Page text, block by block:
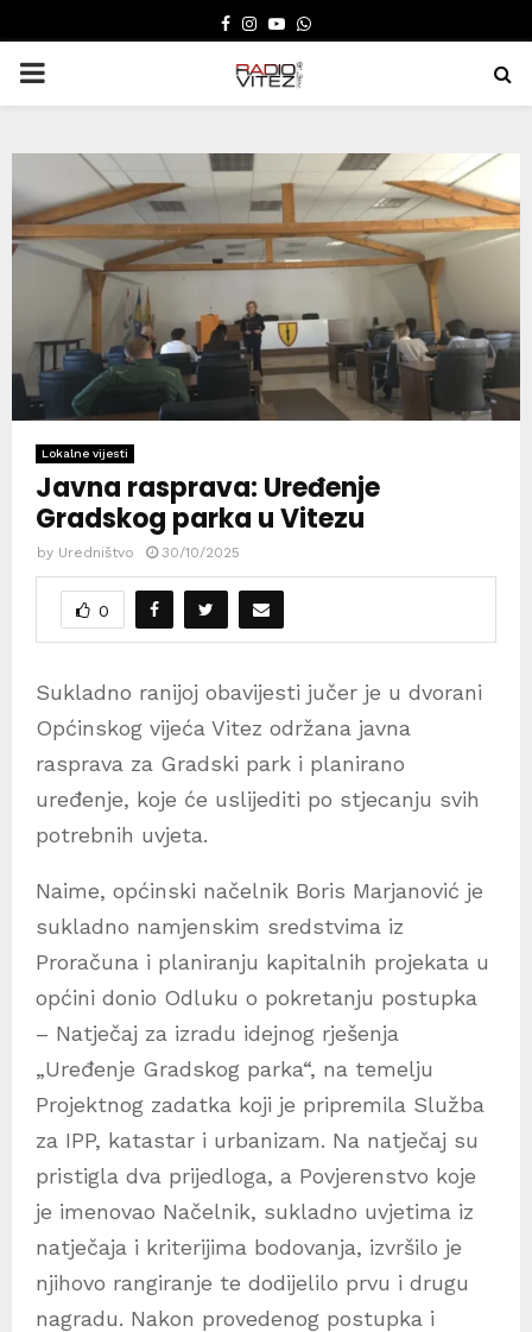
FACEBOOK
INSTAGRAM
YOUTUBE
WHATSAPP
PRIMARY
Lokalne vijesti
Javna rasprava: Uređenje
Gradskog parka u Vitezu
by Uredništvo 30/10/2025
0
Sukladno ranijoj obavijesti jučer je u dvorani
Općinskog vijeća Vitez održana javna
rasprava za Gradski park i planirano
uređenje, koje će uslijediti po stjecanju svih
potrebnih uvjeta.
Naime, općinski načelnik Boris Marjanović je
sukladno namjenskim sredstvima iz
Proračuna i planiranju kapitalnih projekata u
općini donio Odluku o pokretanju postupka
– Natječaj za izradu idejnog rješenja
„Uređenje Gradskog parka“, na temelju
Projektnog zadatka koji je pripremila Služba
za IPP, katastar i urbanizam. Na natječaj su
pristigla dva prijedloga, a Povjerenstvo koje
je imenovao Načelnik, sukladno uvjetima iz
natječaja i kriterijima bodovanja, izvršilo je
njihovo rangiranje te dodijelilo prvu i drugu
nagradu. Nakon provedenog postupka i